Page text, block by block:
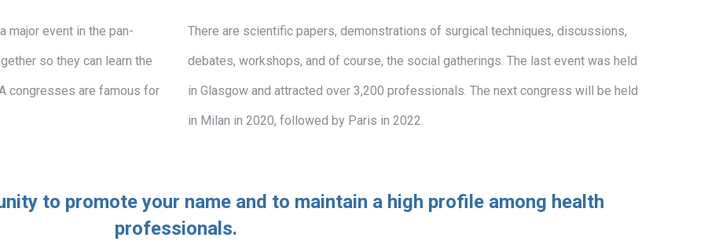
major event in the pan-
so they can learn the
congresses are famous for
There are scientific papers, demonstrations of surgical techniques, discussions,
debates, workshops, and of course, the social gatherings. The last event was held
in Glasgow and attracted over 3,200 professionals. The next congress will be held
in Milan in 2020, followed by Paris in 2022.
to promote your name and to maintain a high profile among health
professionals.